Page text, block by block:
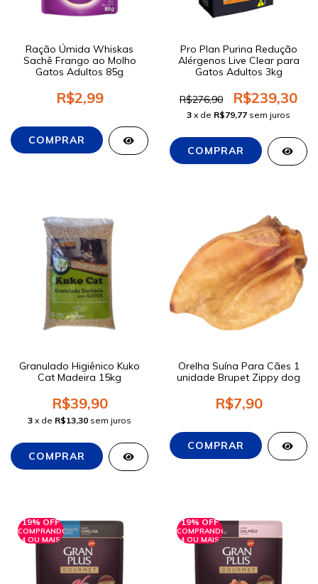
Ração Úmida Whiskas
Sachê Frango ao Molho
Gatos Adultos 85g
R$2,99
Pro Plan Purina Redução
Alérgenos Live Clear para
Gatos Adultos 3kg
R$276,90 R$239,30
3 x de R$79,77 sem juros
Granulado Higiênico Kuko
Cat Madeira 15kg
R$39,90
3 x de R$13,30 sem juros
Orelha Suína Para Cães 1
unidade Brupet Zippy dog
R$7,90
19% OFF
COMPRANDO
4 OU MAIS
19% OFF
COMPRANDO
4 OU MAIS